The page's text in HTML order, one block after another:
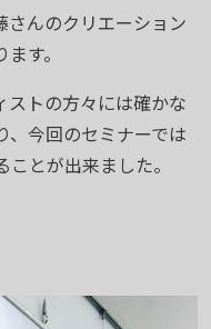
さんのクリエーション
す。
ストの方々には確かな
、今回のセミナーでは
とが出来ました。